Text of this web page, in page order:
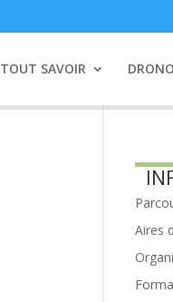
TOUT SAVOIR
Aires